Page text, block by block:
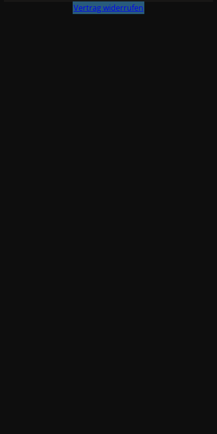
Vertrag widerrufen